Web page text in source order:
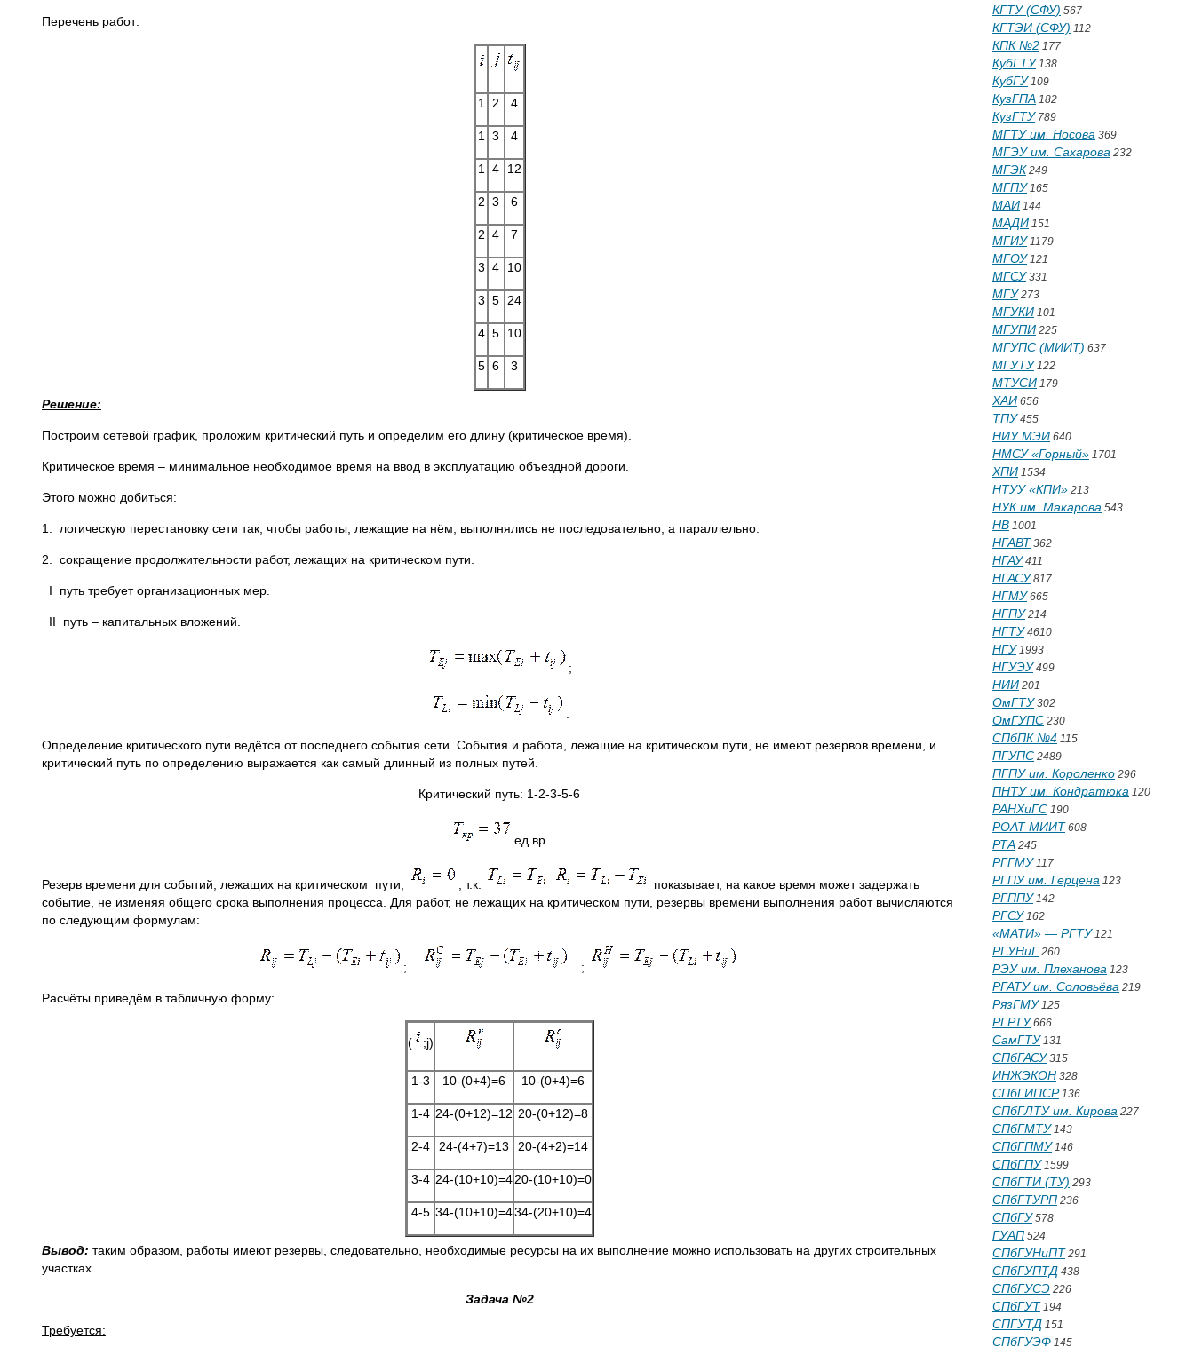
Перечень работ:
1 2 4
1 3 4
1 4 12
2 3 6
2 4 7
3 4 10
3 5 24
4 5 10
5 6 3
Решение:
Построим сетевой график, проложим критический путь и определим его длину (критическое время).
Критическое время – минимальное необходимое время на ввод в эксплуатацию объездной дороги.
Этого можно добиться:
1. логическую перестановку сети так, чтобы работы, лежащие на нём, выполнялись не последовательно, а параллельно.
2. сокращение продолжительности работ, лежащих на критическом пути.
I путь требует организационных мер.
II путь – капитальных вложений.
;
Определение критического пути ведётся от последнего события сети. События и работа, лежащие на критическом пути, не имеют резервов времени, и
критический путь по определению выражается как самый длинный из полных путей.
Критический путь: 1-2-3-5-6
ед.вр.
Резерв времени для событий, лежащих на критическом пути, , т.к.
показывает, на какое время может задержать
событие, не изменяя общего срока выполнения процесса. Для работ, не лежащих на критическом пути, резервы времени выполнения работ вычисляются
по следующим формулам:
; ;
Расчёты приведём в табличную форму:
( ;j)
1-3 10-(0+4)=6 10-(0+4)=6
1-4 24-(0+12)=12 20-(0+12)=8
2-4 24-(4+7)=13 20-(4+2)=14
3-4 24-(10+10)=4 20-(10+10)=0
4-5 34-(10+10)=434-(20+10)=4
Вывод: таким образом, работы имеют резервы, следовательно, необходимые ресурсы на их выполнение можно использовать на других строительных
участках.
Задача №2
Требуется:
КГТУ (СФУ) 567
КГТЭИ (СФУ) 112
КПК №2 177
КубГТУ138
КубГУ109
КузГПА 182
КузГТУ789
МГТУ им. Носова 369
МГЭУ им. Сахарова 232
МГЭК 249
МГПУ165
МАИ 144
МАДИ 151
МГИУ1179
МГОУ121
МГСУ331
МГУ273
МГУКИ 101
МГУПИ 225
МГУПС (МИИТ) 637
МГУТУ122
МТУСИ 179
ХАИ 656
ТПУ455
НИУ МЭИ 640
НМСУ «Горный» 1701
ХПИ 1534
НТУУ «КПИ» 213
НУК им. Макарова 543
НВ 1001
НГАВТ 362
НГАУ411
НГАСУ817
НГМУ665
НГПУ214
НГТУ4610
НГУ1993
НГУЭУ499
НИИ 201
ОмГТУ302
ОмГУПС 230
СПбПК №4 115
ПГУПС 2489
ПГПУ им. Короленко 296
ПНТУ им. Кондратюка 120
РАНХиГС 190
РОАТ МИИТ 608
РТА 245
РГГМУ117
РГПУ им. Герцена 123
РГППУ142
РГСУ162
«МАТИ» — РГТУ121
РГУНиГ 260
РЭУ им. Плеханова 123
РГАТУ им. Соловьёва 219
РязГМУ125
РГРТУ666
СамГТУ131
СПбГАСУ315
ИНЖЭКОН 328
СПбГИПСР136
СПбГЛТУ им. Кирова 227
СПбГМТУ143
СПбГПМУ146
СПбГПУ1599
СПбГТИ (ТУ) 293
СПбГТУРП 236
СПбГУ578
ГУАП 524
СПбГУНиПТ 291
СПбГУПТД 438
СПбГУСЭ 226
СПбГУТ 194
СПГУТД 151
СПбГУЭФ 145